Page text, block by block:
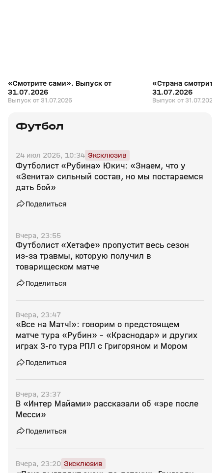
«Смотрите сами». Выпуск от
31.07.2026
Выпуск от 31.07.2026
«Страна смотрит
31.07.2026
Выпуск от 31.07.2026
Футбол
24 июл 2025, 10:34 Эксклюзив
Футболист «Рубина» Юкич: «Знаем, что у
«Зенита» сильный состав, но мы постараемся
дать бой»
Поделиться
Вчера, 23:55
Футболист «Хетафе» пропустит весь сезон
из‑за травмы, которую получил в
товарищеском матче
Поделиться
Вчера, 23:47
«Все на Матч!»: говорим о предстоящем
матче тура «Рубин» - «Краснодар» и других
играх 3-го тура РПЛ с Григоряном и Мором
Поделиться
Вчера, 23:37
В «Интер Майами» рассказали об «эре после
Месси»
Поделиться
Вчера, 23:20 Эксклюзив